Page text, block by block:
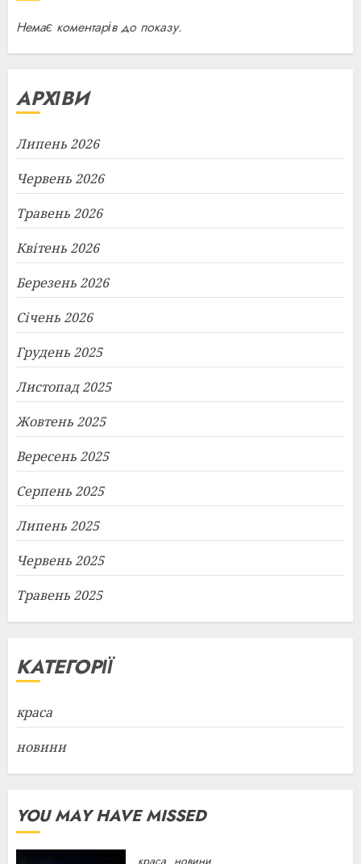
Немає коментарів до показу.
АРХІВИ
Липень 2026
Червень 2026
Травень 2026
Квітень 2026
Березень 2026
Січень 2026
Грудень 2025
Листопад 2025
Жовтень 2025
Вересень 2025
Серпень 2025
Липень 2025
Червень 2025
Травень 2025
КАТЕГОРІЇ
краса
новини
YOU MAY HAVE MISSED
краса новини